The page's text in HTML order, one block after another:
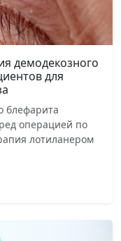
демодекозного
для
блефарита
операцией по
лотиланером